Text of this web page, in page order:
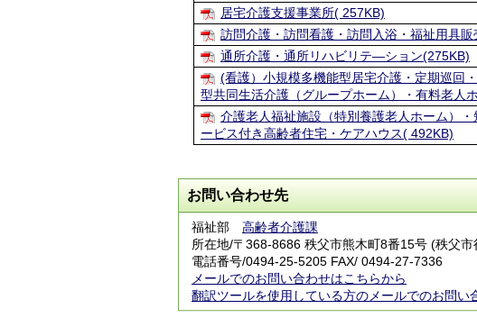
居宅介護支援事業所( 257KB)
訪問介護・訪問看護・訪問入浴・福祉用具
通所介護・通所リハビリテ―ション(275KB)
(看護）小規模多機能型居宅介護・定期巡回
型共同生活介護（グループホーム）・有料老人
介護老人福祉施設（特別養護老人ホーム）
ービス付き高齢者住宅・ケアハウス( 492KB)
お問い合わせ先
福祉部 高齢者介護課
所在地/〒368-8686 秩父市熊木町8番15号 (秩父市
電話番号/0494-25-5205 FAX/ 0494-27-7336
メールでのお問い合わせはこちらから
翻訳ツールを使用している方のメールでのお問い